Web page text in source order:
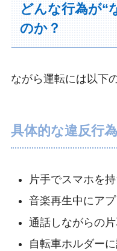
どんな行為が“
のか？
ながら運転には以下
具体的な違反行
片手でスマホを
音楽再生中にア
通話しながらの
自転車ホルダー